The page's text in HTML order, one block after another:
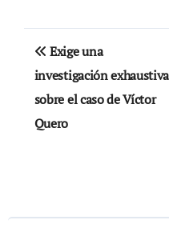
Navegación
de
entradas
Exige una
investigación exhaustiva
sobre el caso de Víctor
Quero